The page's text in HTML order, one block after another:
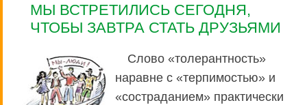
МЫ ВСТРЕТИЛИСЬ СЕГОДНЯ,
ЧТОБЫ ЗАВТРА СТАТЬ ДРУЗЬЯМИ
Слово «толерантность»
наравне с «терпимостью» и
«состраданием» практически